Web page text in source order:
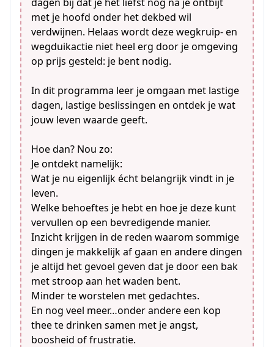
met je hoofd onder het dekbed wil
verdwijnen. Helaas wordt deze wegkruip- en
wegduikactie niet heel erg door je omgeving
op prijs gesteld: je bent nodig.
In dit programma leer je omgaan met lastige
dagen, lastige beslissingen en ontdek je wat
jouw leven waarde geeft.
Hoe dan? Nou zo:
Je ontdekt namelijk:
Wat je nu eigenlijk écht belangrijk vindt in je
leven.
Welke behoeftes je hebt en hoe je deze kunt
vervullen op een bevredigende manier.
Inzicht krijgen in de reden waarom sommige
dingen je makkelijk af gaan en andere dingen
je altijd het gevoel geven dat je door een bak
met stroop aan het waden bent.
Minder te worstelen met gedachtes.
En nog veel meer…onder andere een kop
thee te drinken samen met je angst,
boosheid of frustratie.